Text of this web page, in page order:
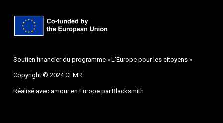
Soutien financier du programme « L'Europe pour les citoyens »
Copyright © 2024 CEMR
Réalisé avec amour en Europe parBlacksmith